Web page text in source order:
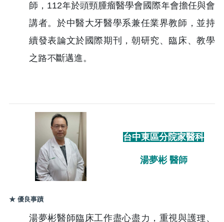
師，112年於頭頸腫瘤醫學會國際年會擔任與會
講者。於中醫大牙醫學系兼任業界教師，並持
續發表論文於國際期刊，朝研究、臨床、教學
之路不斷邁進。
台中東區分院家醫科
湯夢彬 醫師
★ 優良事蹟
湯夢彬醫師臨床工作盡心盡力，重視與護理、